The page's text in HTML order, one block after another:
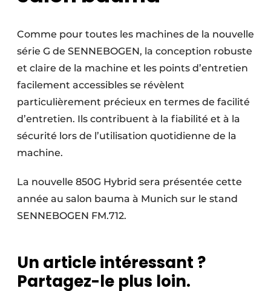
Comme pour toutes les machines de la nouvelle
série G de SENNEBOGEN, la conception robuste
et claire de la machine et les points d’entretien
facilement accessibles se révèlent
particulièrement précieux en termes de facilité
d’entretien. Ils contribuent à la fiabilité et à la
sécurité lors de l’utilisation quotidienne de la
machine.
La nouvelle 850G Hybrid sera présentée cette
année au salon bauma à Munich sur le stand
SENNEBOGEN FM.712.
Un article intéressant ?
Partagez-le plus loin.